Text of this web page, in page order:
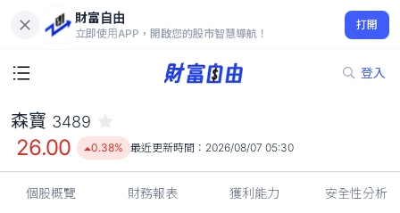
財富自由
立即使用APP，開啟您的股市智慧導航！
打開
登入
26.00
0.38%
森寶 3489
26.00 0.38% 最近更新時間： 2026/08/07 05:30
個股概覽 財務報表 獲利能力 安全性分析